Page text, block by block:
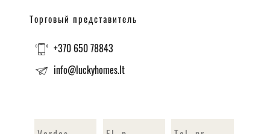
Торговый представитель
+370 650 78843
info@luckyhomes.lt